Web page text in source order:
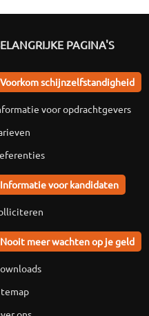
PAGINA'S
Voorkom schijnzelfstandigheid
voor opdrachtgevers
Informatie voor kandidaten
Nooit meer wachten op je geld